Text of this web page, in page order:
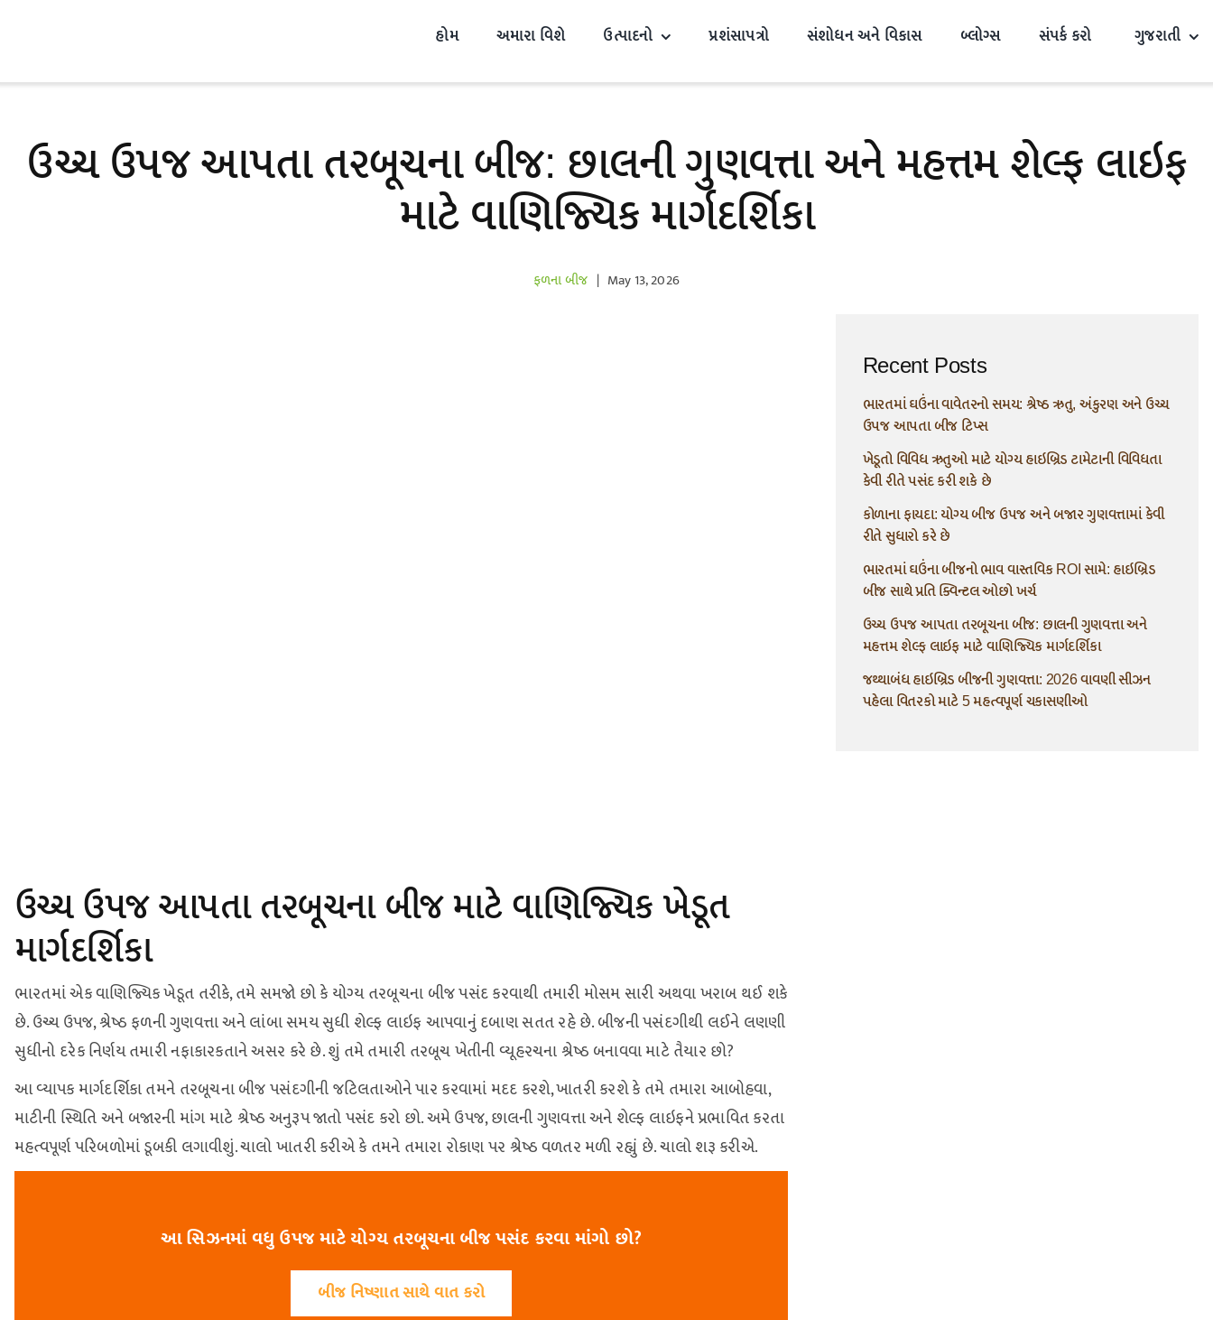
હોમ અમારા વિશે ઉત્પાદનો પ્રશંસાપત્રો સંશોધન અને વિકાસ બ્લોગ્સ સંપર્ક કરો ગુજરાતી
ઉચ્ચ ઉપજ આપતા તરબૂચના બીજ: છાલની ગુણવત્તા અને મહત્તમ શેલ્ફ લાઇફ
માટે વાણિજ્યિક માર્ગદર્શિકા
ફળના બીજ | May 13, 2026
ઉચ્ચ ઉપજ આપતા તરબૂચના બીજ માટે વાણિજ્યિક ખેડૂત
માર્ગદર્શિકા
ભારતમાં એક વાણિજ્યિક ખેડૂત તરીકે, તમે સમજો છો કે યોગ્ય તરબૂચના બીજ પસંદ કરવાથી તમારી મોસમ સારી અથવા ખરાબ થઈ શકે
છે. ઉચ્ચ ઉપજ, શ્રેષ્ઠ ફળની ગુણવત્તા અને લાંબા સમય સુધી શેલ્ફ લાઇફ આપવાનું દબાણ સતત રહે છે. બીજની પસંદગીથી લઈને લણણી
સુધીનો દરેક નિર્ણય તમારી નફાકારકતાને અસર કરે છે. શું તમે તમારી તરબૂચ ખેતીની વ્યૂહરચના શ્રેષ્ઠ બનાવવા માટે તૈયાર છો?
આ વ્યાપક માર્ગદર્શિકા તમને તરબૂચના બીજ પસંદગીની જટિલતાઓને પાર કરવામાં મદદ કરશે, ખાતરી કરશે કે તમે તમારા આબોહવા,
માટીની સ્થિતિ અને બજારની માંગ માટે શ્રેષ્ઠ અનુરૂપ જાતો પસંદ કરો છો. અમે ઉપજ, છાલની ગુણવત્તા અને શેલ્ફ લાઇફને પ્રભાવિત કરતા
મહત્વપૂર્ણ પરિબળોમાં ડૂબકી લગાવીશું. ચાલો ખાતરી કરીએ કે તમને તમારા રોકાણ પર શ્રેષ્ઠ વળતર મળી રહ્યું છે. ચાલો શરૂ કરીએ.
આ સિઝનમાં વધુ ઉપજ માટે યોગ્ય તરબૂચના બીજ પસંદ કરવા માંગો છો?
બીજ નિષ્ણાત સાથે વાત કરો
Recent Posts
ભારતમાં ઘઉંના વાવેતરનો સમય: શ્રેષ્ઠ ઋતુ, અંકુરણ અને ઉચ્ચ
ઉપજ આપતા બીજ ટિપ્સ
ખેડૂતો વિવિધ ઋતુઓ માટે યોગ્ય હાઇબ્રિડ ટામેટાની વિવિધતા
કેવી રીતે પસંદ કરી શકે છે
કોળાના ફાયદા: યોગ્ય બીજ ઉપજ અને બજાર ગુણવત્તામાં કેવી
રીતે સુધારો કરે છે
ભારતમાં ઘઉંના બીજનો ભાવ વાસ્તવિક ROI સામે: હાઇબ્રિડ
બીજ સાથે પ્રતિ ક્વિન્ટલ ઓછો ખર્ચ
ઉચ્ચ ઉપજ આપતા તરબૂચના બીજ: છાલની ગુણવત્તા અને
મહત્તમ શેલ્ફ લાઇફ માટે વાણિજ્યિક માર્ગદર્શિકા
જથ્થાબંધ હાઇબ્રિડ બીજની ગુણવત્તા: 2026 વાવણી સીઝન
પહેલા વિતરકો માટે 5 મહત્વપૂર્ણ ચકાસણીઓ